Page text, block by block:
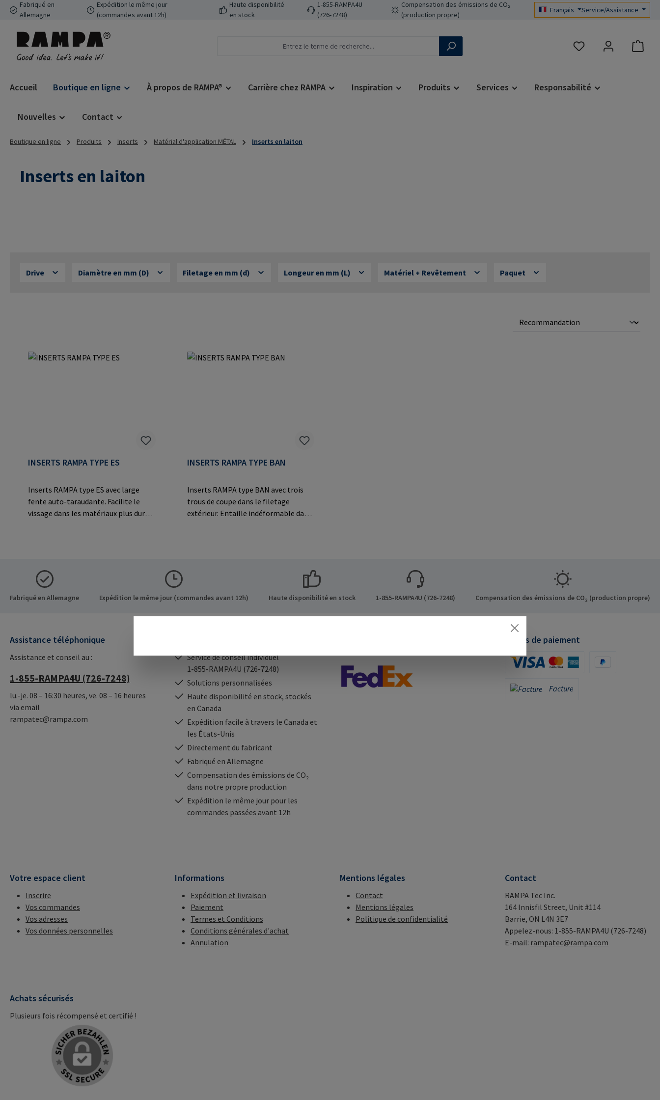
au contenu principal
Passer à la recherche
Passer à la navigation principale
Fabriqué en
Allemagne
Expédition le même jour
(commandes avant 12h)
Haute disponibilité
en stock
1-855-RAMPA4U
(726-7248)
Compensation des émissions de CO₂
(production propre)
Français Service/Assistance
Vous avez 0 articles
Accueil Boutique en ligne À propos de RAMPA® Carrière chez RAMPA Inspiration Produits Services Responsabilité
Nouvelles Contact
Boutique en ligne Produits Inserts Matérial d'application MÉTAL Inserts en laiton
Inserts en laiton
Drive Diamètre en mm (D) Filetage en mm (d) Longeur en mm (L) Matériel + Revêtement Paquet
INSERTS RAMPA TYPE ES
Inserts RAMPA type ES avec large
fente auto-taraudante. Facilite le
vissage dans les matériaux plus durs
moulé.Informations sur le fabricant:
RAMPA GmbH & Co. KG Auf der Heide
8 21514 Büchen Germany E-Mail:
INSERTS RAMPA TYPE BAN
Inserts RAMPA type BAN avec trois
trous de coupe dans le filetage
extérieur. Entaille indéformable dans
moulé.Informations sur le fabricant:
RAMPA GmbH & Co. KG Auf der Heide
mail@rampa.com
Fabriqué en Allemagne Expédition le même jour (commandes avant 12h) Haute disponibilité en stock 1-855-RAMPA4U (726-7248) Compensation des émissions de CO₂ (production propre)
Assistance téléphonique
Assistance et conseil au :
1-855-RAMPA4U (726-7248)
lu.-je. 08 – 16:30 heures, ve. 08 – 16 heures
via email
rampatec@rampa.com
Service de conseil individuel
1-855-RAMPA4U (726-7248)
Solutions personnalisées
Haute disponibilité en stock, stockés
en Canada
Expédition facile à travers le Canada et
les États-Unis
Directement du fabricant
Fabriqué en Allemagne
Compensation des émissions de CO₂
dans notre propre production
Expédition le même jour pour les
commandes passées avant 12h
Modes de paiement
Facture
Facture
Votre espace client
Inscrire
Vos commandes
Vos adresses
Vos données personnelles
Informations
Expédition et livraison
Paiement
Termes et Conditions
Conditions générales d'achat
Annulation
Mentions légales
Contact
Mentions légales
Politique de confidentialité
Contact
RAMPA Tec Inc.
164 Innisfil Street, Unit #114
Barrie, ON L4N 3E7
Appelez-nous: 1-855-RAMPA4U (726-7248)
E-mail: rampatec@rampa.com
Achats sécurisés
Plusieurs fois récompensé et certifié !